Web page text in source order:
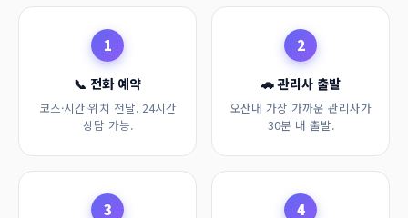
1
📞 전화 예약
코스·시간·위치 전달. 24시간
상담 가능.
2
🚗 관리사 출발
오산내 가장 가까운 관리사가
30분 내 출발.
3 4